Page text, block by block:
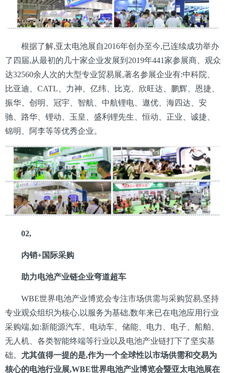
根据了解,亚太电池展自2016年创办至今,已连续成功举办
了四届,从最初的几十家企业发展到2019年441家参展商、观众
达32560余人次的大型专业贸易展,著名参展企业有:中科院、
比亚迪、CATL、力神、亿纬、比克、欣旺达、鹏辉、恩捷、
振华、创明、冠宇、智航、中航锂电、遨优、海四达、安
驰、路华、锂动、玉皇、盛利锂先生、恒动、正业、诚捷、
锦明、阿李等等优秀企业。
02,
内销+国际采购
助力电池产业链企业弯道超车
WBE世界电池产业博览会专注市场供需与采购贸易,坚持
专业观众组织为核心,以服务为基础,数年来已在电池应用行业
采购端,如:新能源汽车、电动车、储能、电力、电子、船舶、
无人机、各类智能终端等行业以及电池产业链打下了坚实基
础。 尤其值得一提的是,作为一个全球性以市场供需和交易为
核心的电池行业展,WBE世界电池产业博览会暨亚太电池展在